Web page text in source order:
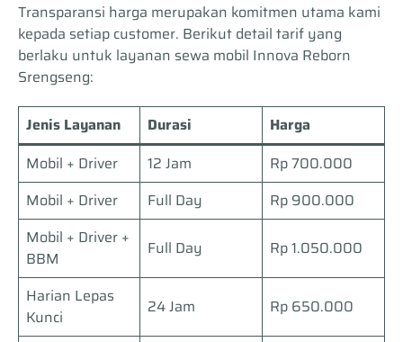
Transparansi harga merupakan komitmen utama kami
kepada setiap customer. Berikut detail tarif yang
berlaku untuk layanan sewa mobil Innova Reborn
Srengseng:
Jenis Layanan Durasi
Harga
Mobil + Driver
12 Jam
Rp 700.000
Mobil + Driver
Full Day
Rp 900.000
Mobil + Driver +
BBM
Full Day Rp 1.050.000
Harian Lepas
Kunci
24 Jam Rp 650.000